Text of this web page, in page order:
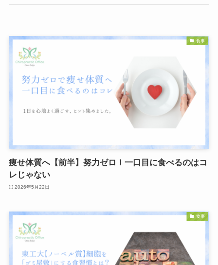
食事
痩せ体質へ【前半】努力ゼロ！一口目に食べるのはコ
レじゃない
2026年5月22日
食事